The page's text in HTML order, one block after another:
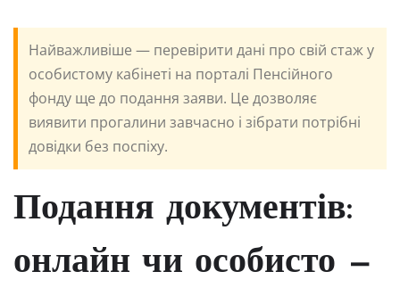
Найважливіше — перевірити дані про свій стаж у
особистому кабінеті на порталі Пенсійного
фонду ще до подання заяви. Це дозволяє
виявити прогалини завчасно і зібрати потрібні
довідки без поспіху.
Подання документів:
онлайн чи особисто —